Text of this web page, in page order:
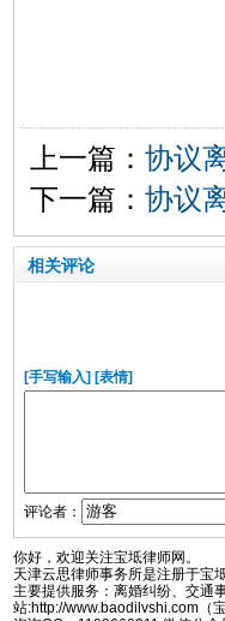
上一篇： 协议
下一篇： 协议
相关评论
[手写输入] [表情]
评论者：
你好，欢迎关注宝坻律师网。
天津云思律师事务所是注册于宝
主要提供服务：离婚纠纷、交通
站:http://www.baodilvshi.com（